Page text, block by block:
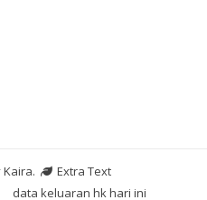
Kaira.
Extra Text
data keluaran hk hari ini